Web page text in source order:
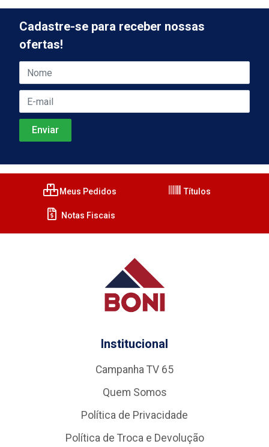
Cadastre-se para receber nossas
ofertas!
Meus Pedidos Títulos
Notas Fiscais
Institucional
Campanha TV 65
Quem Somos
Política de Privacidade
Política de Troca e Devolução